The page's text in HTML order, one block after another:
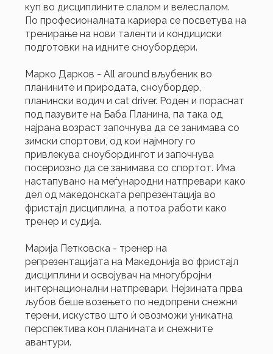
куп во дисциплините слалом и велеслалом.
По професионалната кариера се посветува на
тренирање на нови таленти и кондициски
подготовки на идните сноубордери.
Марко Дарков - All around вљубеник во
планините и природата, сноубордер,
планински водич и cat driver. Роден и пораснат
под пазувите на Баба Планина, па така од
најрана возраст започнува да се занимава со
зимски спортови, од кои најмногу го
привлекува сноубордингот и започнува
посериозно да се занимава со спортот. Има
настапувано на меѓународни натпревари како
дел од македонската репрезентација во
фристајл дисциплина, а потоа работи како
тренер и судија.
Марија Петковска - тренер на
репрезентацијата на Македонија во фристaјл
дисциплини и освојувач на многубројни
интернационални натпревари. Нејзината прва
љубов беше возењето по недопрени снежни
терени, искуство што ѝ овозможи уникатна
перспектива кон планината и снежните
авантури.